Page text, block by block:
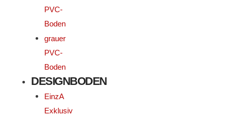
PVC-
Boden
grauer
PVC-
Boden
DESIGNBODEN
EinzA
Exklusiv